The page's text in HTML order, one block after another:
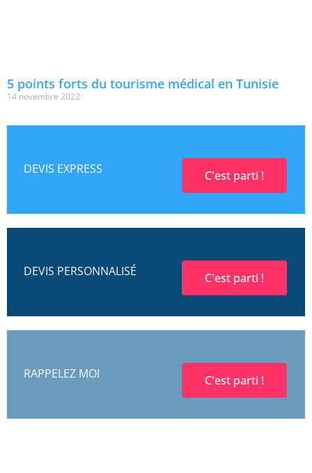
5 points forts du tourisme médical en Tunisie
14 novembre 2022
DEVIS EXPRESS C'est parti !
DEVIS PERSONNALISÉ C'est parti !
RAPPELEZ MOI C'est parti !